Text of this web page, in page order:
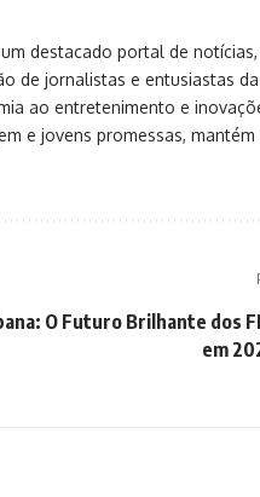
destacado portal de
de jornalistas e entusiastas da
ao entretenimento e
e jovens promessas,
O Futuro Brilhante dos
em